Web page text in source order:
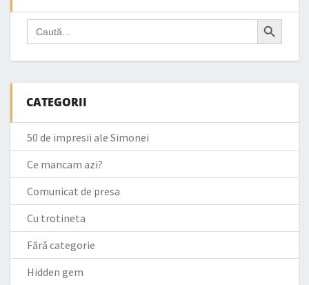
Search
for:
Search Button
CATEGORII
50 de impresii ale Simonei
Ce mancam azi?
Comunicat de presa
Cu trotineta
Fără categorie
Hidden gem